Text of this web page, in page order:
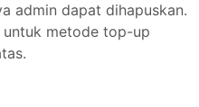
admin dapat dihapuskan.
untuk metode top-up